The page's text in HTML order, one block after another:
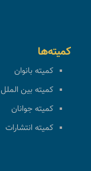
کمیته‌ها
کمیته بانوان
کمیته بین الملل
کمیته جوانان
کمیته انتشارات